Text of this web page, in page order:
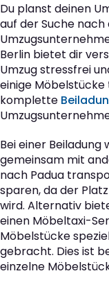
Du planst deinen
auf der Suche
Berlin bietet dir
Umzug stressfrei
einige
komplette
Bei einer
gemeinsam mit
nach Padua
sparen, da der
wird. Alternativ
einen Möbeltaxi-
Möbelstücke
gebracht. Dies ist
einzelne